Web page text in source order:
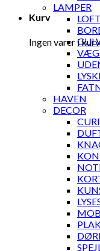
Kurv
Ingen varer i
LAMPER
HAVEN
DECOR